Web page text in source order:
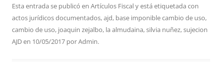
Esta entrada se publicó en Artículos Fiscaly está etiquetada con
actos jurídicos documentados,ajd, base imponible cambio de uso,
cambio de uso, joaquin zejalbo, la almudaina,silvia nuñez,sujecion
AJDen 10/05/2017 porAdmin.